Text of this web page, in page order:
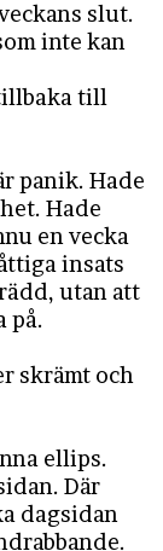
slut.
inte kan
till
panik. Hade
Hade
en vecka
insats
utan att
på.
skrämt och
ellips.
Där
dagsidan